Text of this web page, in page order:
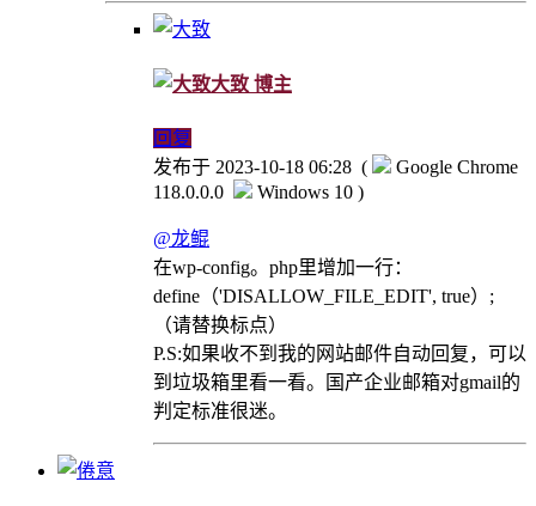
大致 博主
回复
发布于 2023-10-18 06:28 (
Google Chrome
118.0.0.0
Windows 10 )
@龙鲲
在wp-config。php里增加一行：
define（'DISALLOW_FILE_EDIT', true）;
（请替换标点）
P.S:如果收不到我的网站邮件自动回复，可以
到垃圾箱里看一看。国产企业邮箱对gmail的
判定标准很迷。